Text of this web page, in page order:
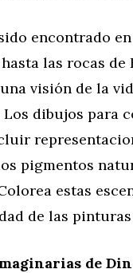
encontrado
las rocas
visión de la
dibujos para
pigmentos
estas
de las
de